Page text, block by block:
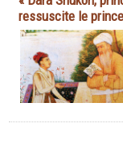
ressuscite le